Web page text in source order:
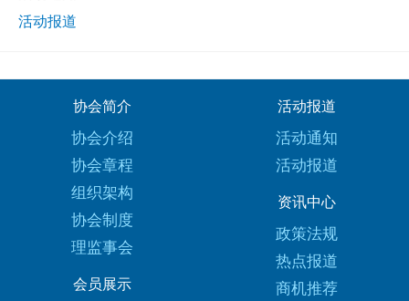
活动报道
协会简介
协会介绍
协会章程
组织架构
协会制度
理监事会
活动报道
活动通知
活动报道
资讯中心
政策法规
热点报道
商机推荐
会员展示